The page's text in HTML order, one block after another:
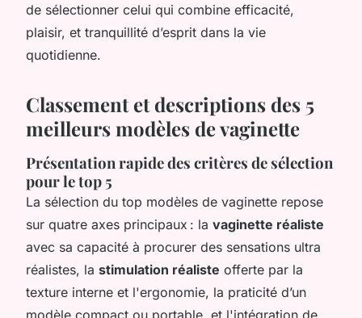
de sélectionner celui qui combine efficacité,
plaisir, et tranquillité d’esprit dans la vie
quotidienne.
Classement et descriptions des 5
meilleurs modèles de vaginette
Présentation rapide des critères de sélection
pour le top 5
La sélection du top modèles de vaginette repose
sur quatre axes principaux : la vaginette réaliste
avec sa capacité à procurer des sensations ultra
réalistes, la stimulation réaliste offerte par la
texture interne et l'ergonomie, la praticité d’un
modèle compact ou portable, et l'intégration de